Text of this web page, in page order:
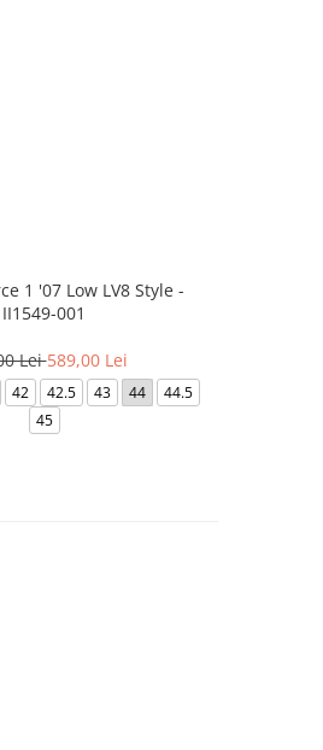
1 '07 Low LV8 Style -
II1549-001
Lei589,00 Lei
42 42.5 43 44
44.5
45